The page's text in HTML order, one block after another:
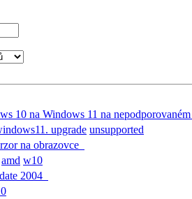
10 na Windows 11 na
upgrade unsupported
na obrazovce
amd w10
2004